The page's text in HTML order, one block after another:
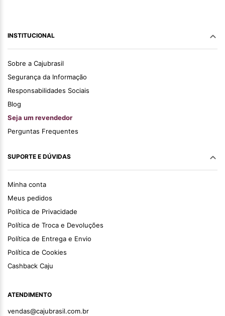
INSTITUCIONAL
Sobre a Cajubrasil
Segurança da Informação
Responsabilidades Sociais
Blog
Seja um revendedor
Perguntas Frequentes
SUPORTE E DÚVIDAS
Minha conta
Meus pedidos
Política de Privacidade
Política de Troca e Devoluções
Política de Entrega e Envio
Política de Cookies
Cashback Caju
ATENDIMENTO
vendas@cajubrasil.com.br